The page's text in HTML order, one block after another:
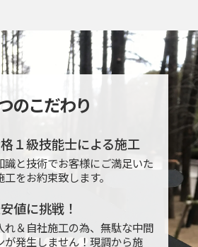
のこだわり
１級技能士による施工
識と技術でお客様にご満足いた
をお約束致します。
値に挑戦！
れ＆自社施工の為、無駄な中間
が発生しません！現調から施